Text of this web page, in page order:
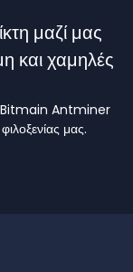
μαζί μας
και χαμηλές
Bitmain Antminer
μας.